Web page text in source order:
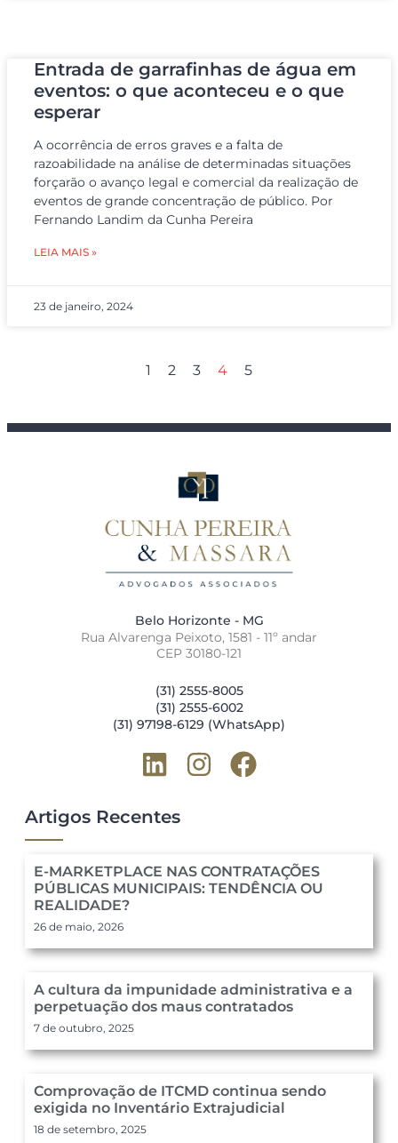
Entrada de garrafinhas de água em
eventos: o que aconteceu e o que
esperar
A ocorrência de erros graves e a falta de
razoabilidade na análise de determinadas situações
forçarão o avanço legal e comercial da realização de
eventos de grande concentração de público. Por
Fernando Landim da Cunha Pereira
LEIA MAIS »
23 de janeiro, 2024
1 2 3 4 5
Belo Horizonte - MG
Rua Alvarenga Peixoto, 1581 - 11º andar
CEP 30180-121
(31) 2555-8005
(31) 2555-6002
(31) 97198-6129 (WhatsApp)
Artigos Recentes
E-MARKETPLACE NAS CONTRATAÇÕES
PÚBLICAS MUNICIPAIS: TENDÊNCIA OU
REALIDADE?
26 de maio, 2026
A cultura da impunidade administrativa e a
perpetuação dos maus contratados
7 de outubro, 2025
Comprovação de ITCMD continua sendo
exigida no Inventário Extrajudicial
18 de setembro, 2025